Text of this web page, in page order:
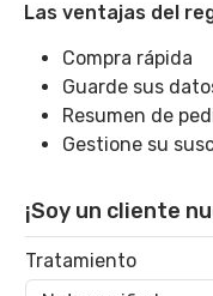
Las ventajas del
Compra rápida
Guarde sus
Resumen de
Gestione su
¡Soy un cliente
Información
Tratamiento